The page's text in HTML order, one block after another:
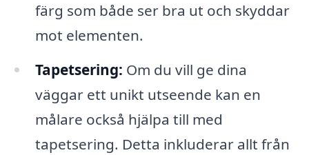
färg som både ser bra ut och skyddar
mot elementen.
Tapetsering: Om du vill ge dina
väggar ett unikt utseende kan en
målare också hjälpa till med
tapetsering. Detta inkluderar allt från